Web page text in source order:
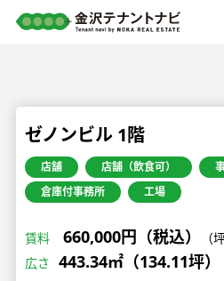
ゼノンビル 1階
店舗 店舗（飲食可）
倉庫付事務所
工場
賃料 660,000円（税込）
（
広さ
443.34㎡（134.11坪）